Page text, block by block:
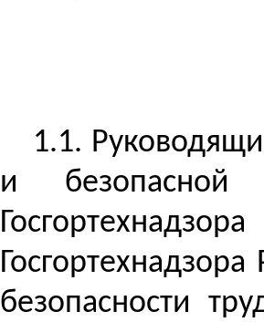
1.1.
и безопасной
безопасности